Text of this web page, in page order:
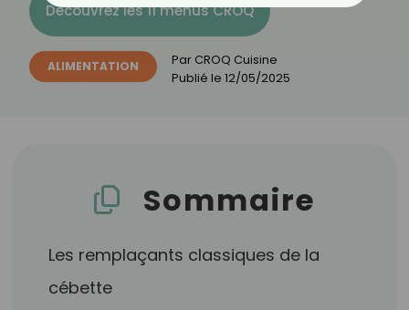
Découvrez les 11 menus CROQ
ALIMENTATION Par CROQ Cuisine
Publié le 12/05/2025
Sommaire
Les remplaçants classiques de la
cébette